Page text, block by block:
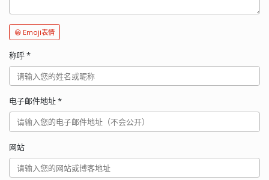
😀 Emoji表情
称呼*
电子邮件地址*
网站